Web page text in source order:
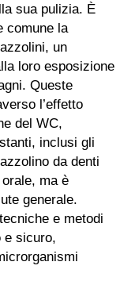
sua pulizia. È
comune la
un
loro esposizione
Queste
l’effetto
del WC,
inclusi gli
da denti
ma è
generale.
e metodi
e sicuro,